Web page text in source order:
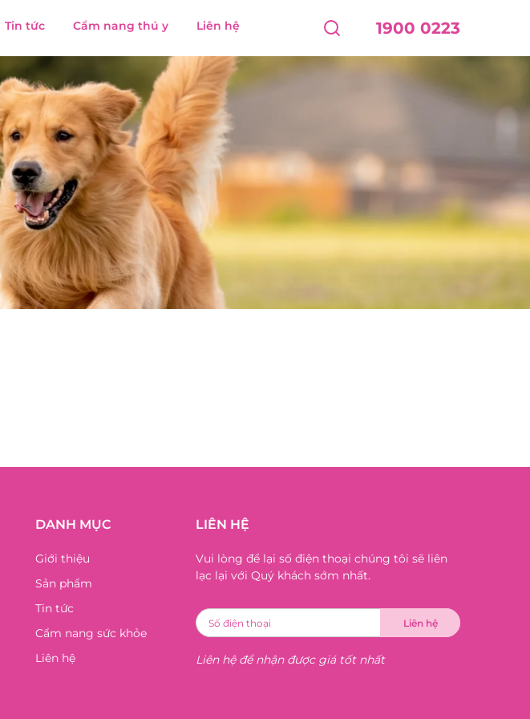
Tin tức Cẩm nang thú y Liên hệ 1900 0223
DANH MỤC
Giới thiệu
Sản phẩm
Tin tức
Cẩm nang sức khỏe
Liên hệ
LIÊN HỆ
Vui lòng để lại số điện thoại chúng tôi sẽ liên
lạc lại với Quý khách sớm nhất.
Liên hệ để nhận được giá tốt nhất